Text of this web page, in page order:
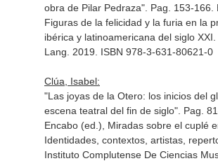
obra de Pilar Pedraza". Pag. 153-166.
Figuras de la felicidad y la furia en la
ibérica y latinoamericana del siglo XXI
Lang. 2019. ISBN 978-3-631-80621-0
Clúa, Isabel:
"Las joyas de la Otero: los inicios del
escena teatral del fin de siglo". Pag.
Encabo (ed.), Miradas sobre el cuplé
Identidades, contextos, artistas,
Instituto Complutense De Ciencias